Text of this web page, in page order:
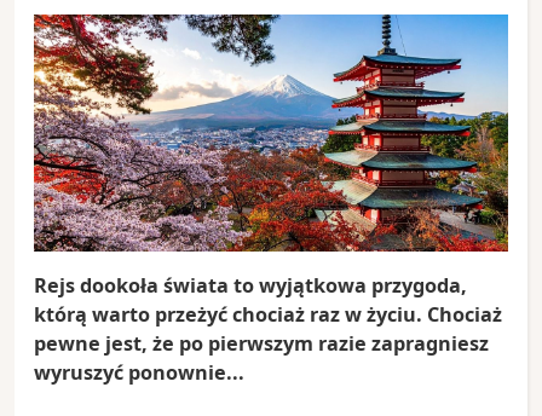
Rejs dookoła świata to wyjątkowa przygoda,
którą warto przeżyć chociaż raz w życiu. Chociaż
pewne jest, że po pierwszym razie zapragniesz
wyruszyć ponownie...